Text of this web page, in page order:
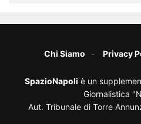
Chi Siamo Privacy
SpazioNapoli è un
Giornalistica
Aut. Tribunale di Torre